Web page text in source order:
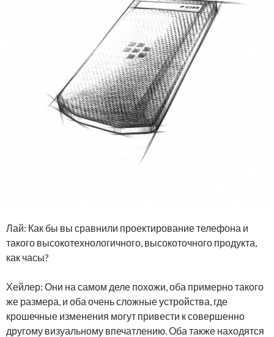
Лай: Как бы вы сравнили проектирование телефона и
такого высокотехнологичного, высокоточного продукта,
как часы?
Хейлер: Они на самом деле похожи, оба примерно такого
же размера, и оба очень сложные устройства, где
крошечные изменения могут привести к совершенно
другому визуальному впечатлению. Оба также находятся